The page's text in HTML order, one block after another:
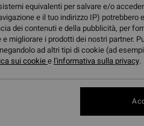
equivalenti per salvare e/o
e il tuo indirizzo IP) potrebbero
dei contenuti e della pubblicità, per
migliorare i prodotti dei nostri partner.
ad altri tipi di cookie (ad
sui cookiee l'informativa sulla privacy.